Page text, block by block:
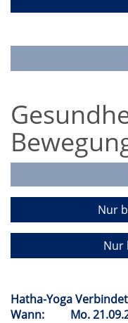
Nur
Nur
Hatha-Yoga
Wann:
Mo.